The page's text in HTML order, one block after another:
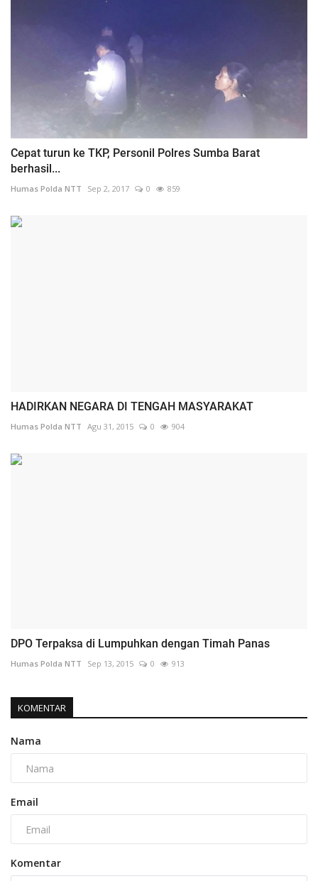
Cepat turun ke TKP, Personil Polres Sumba Barat
berhasil...
Humas Polda NTT Sep 2, 2017 0 859
HADIRKAN NEGARA DI TENGAH MASYARAKAT
Humas Polda NTT Agu 31, 2015 0 904
DPO Terpaksa di Lumpuhkan dengan Timah Panas
Humas Polda NTT Sep 13, 2015 0 913
KOMENTAR
Nama
Email
Komentar